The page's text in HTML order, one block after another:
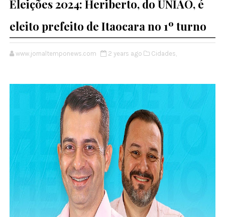
Eleições 2024: Heriberto, do UNIÃO, é
eleito prefeito de Itaocara no 1º turno
www.jornaltemponews.com 2 years ago Cidades,